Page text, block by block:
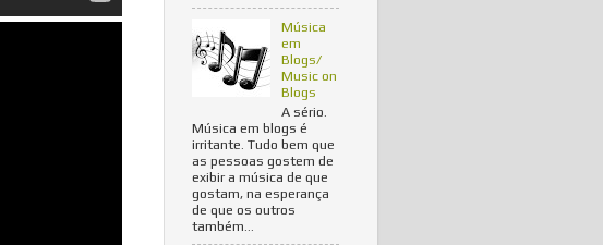
Música
em
Blogs/
Music on
Blogs
A sério.
Música em blogs é
irritante. Tudo bem que
as pessoas gostem de
exibir a música de que
gostam, na esperança
de que os outros
também...